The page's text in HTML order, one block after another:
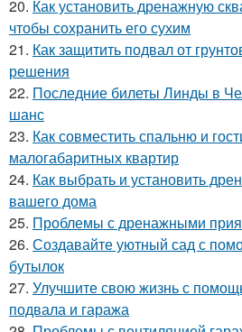
20. Как установить дренажную
чтобы сохранить его сухим
21. Как защитить подвал от
решения
22. Последние билеты Линды в
шанс
23. Как совместить спальню и
малогабаритных квартир
24. Как выбрать и установить
вашего дома
25. Проблемы с дренажными
26. Создавайте уютный сад с
бутылок
27. Улучшите свою жизнь с
подвала и гаража